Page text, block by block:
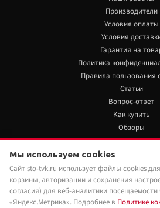
Производители
Условия оплаты
Условия
Гарантия на
Политика
Правила пользования
Статьи
Вопрос-ответ
Как купить
Обзоры
+7 922 480 80
Мы в социальных
Мы используем cookies
Сайт sto-tvk.ru использует файлы cookies
корзины, авторизации и сохранения
согласия) для веб-аналитики посещаемости
«Яндекс.Метрика». Подробнее в Политике